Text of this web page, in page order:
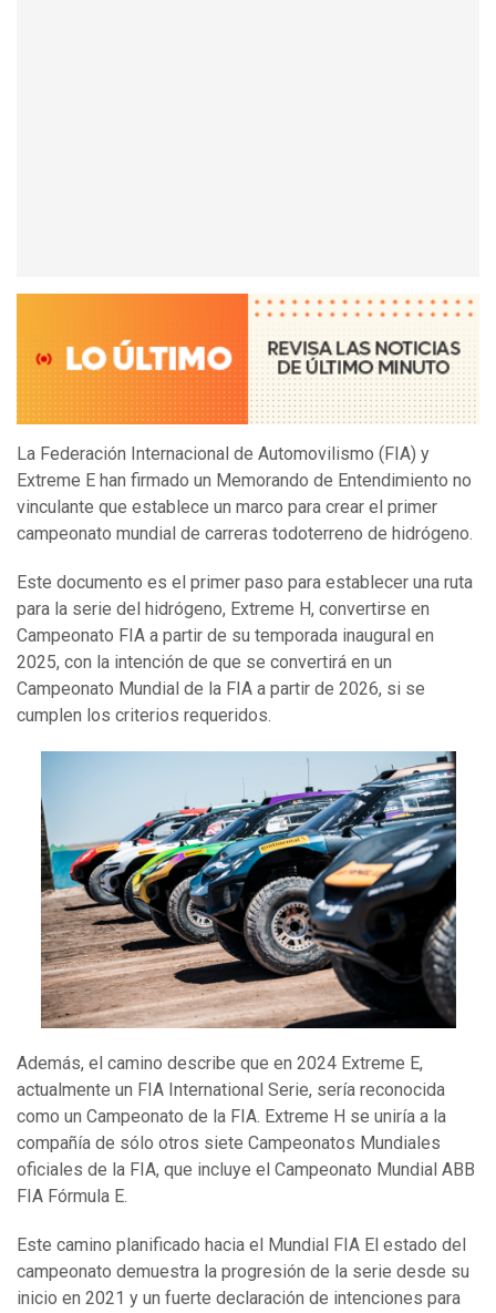
La Federación Internacional de Automovilismo (FIA) y
Extreme E han firmado un Memorando de Entendimiento no
vinculante que establece un marco para crear el primer
campeonato mundial de carreras todoterreno de hidrógeno.
Este documento es el primer paso para establecer una ruta
para la serie del hidrógeno, Extreme H, convertirse en
Campeonato FIA a partir de su temporada inaugural en
2025, con la intención de que se convertirá en un
Campeonato Mundial de la FIA a partir de 2026, si se
cumplen los criterios requeridos.
Además, el camino describe que en 2024 Extreme E,
actualmente un FIA International Serie, sería reconocida
como un Campeonato de la FIA. Extreme H se uniría a la
compañía de sólo otros siete Campeonatos Mundiales
oficiales de la FIA, que incluye el Campeonato Mundial ABB
FIA Fórmula E.
Este camino planificado hacia el Mundial FIA El estado del
campeonato demuestra la progresión de la serie desde su
inicio en 2021 y un fuerte declaración de intenciones para